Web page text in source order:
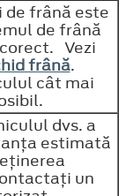
frână este
de frână
Vezi
frână.
cât mai
dvs. a
estimată
un